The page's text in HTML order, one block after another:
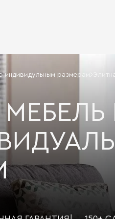
индивидульным размерам